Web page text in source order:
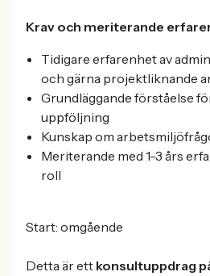
Krav och meriterande
Tidigare erfarenhet av
och gärna projektliknande
Grundläggande förståelse
uppföljning
Kunskap om
Meriterande med 1-3 års
roll
Start: omgående
Detta är ett konsultuppdrag